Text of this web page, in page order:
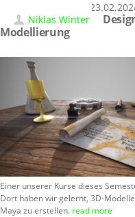
Niklas Winter
Modellierung
Einer unserer Kurse dieses
Dort haben wir gelernt, 3D-
Maya zu erstellen. read more